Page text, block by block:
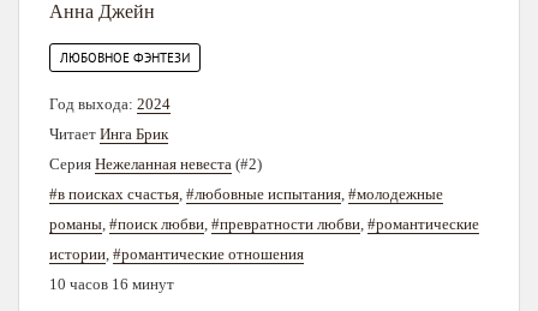
Анна Джейн
ЛЮБОВНОЕ ФЭНТЕЗИ
Год выхода: 2024
Читает Инга Брик
Серия Нежеланная невеста (#2)
#в поисках счастья, #любовные испытания, #молодежные
романы, #поиск любви, #превратности любви, #романтические
истории, #романтические отношения
10 часов 16 минут